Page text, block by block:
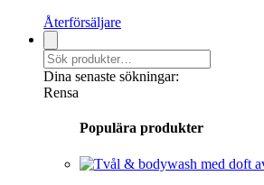
Återförsäljare
Dina senaste sökningar:
Rensa
Populära produkter